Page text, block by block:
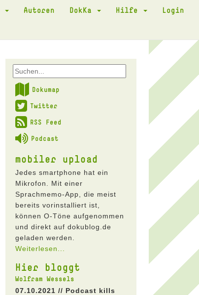
Autoren DokKa Hilfe Login
Dokumap
Twitter
RSS Feed
Podcast
mobiler upload
Jedes smartphone hat ein
Mikrofon. Mit einer
Sprachmemo-App, die meist
bereits vorinstalliert ist,
können O-Töne aufgenommen
und direkt auf dokublog.de
geladen werden.
Weiterlesen...
Hier bloggt
Wolfram Wessels
07.10.2021 // Podcast kills